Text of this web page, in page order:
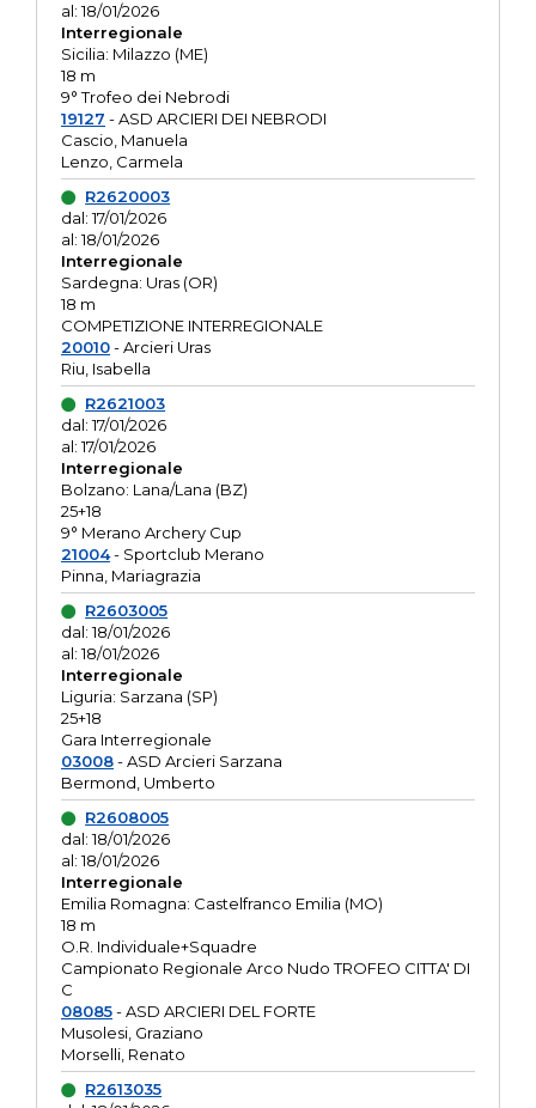
al: 18/01/2026
Interregionale
Sicilia: Milazzo (ME)
18 m
9° Trofeo dei Nebrodi
19127 - ASD ARCIERI DEI NEBRODI
Cascio, Manuela
Lenzo, Carmela
R2620003
dal: 17/01/2026
al: 18/01/2026
Interregionale
Sardegna: Uras (OR)
18 m
COMPETIZIONE INTERREGIONALE
20010- Arcieri Uras
Riu, Isabella
R2621003
dal: 17/01/2026
al: 17/01/2026
Interregionale
Bolzano: Lana/Lana (BZ)
25+18
9° Merano Archery Cup
21004- Sportclub Merano
Pinna, Mariagrazia
R2603005
dal: 18/01/2026
al: 18/01/2026
Interregionale
Liguria: Sarzana (SP)
25+18
Gara Interregionale
03008- ASD Arcieri Sarzana
Bermond, Umberto
R2608005
dal: 18/01/2026
al: 18/01/2026
Interregionale
Emilia Romagna: Castelfranco Emilia (MO)
18 m
O.R. Individuale+Squadre
Campionato Regionale Arco Nudo TROFEO CITTA' DI
C
08085- ASD ARCIERI DEL FORTE
Musolesi, Graziano
Morselli, Renato
R2613035